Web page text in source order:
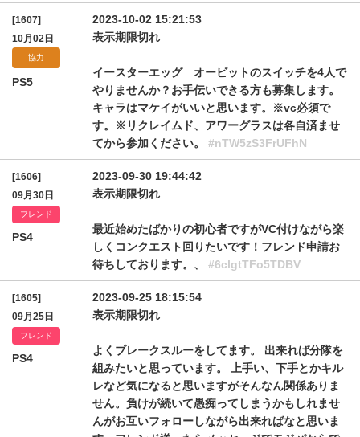
[1607]
10月02日
協力
PS5
2023-10-02 15:21:53
表示期限切れ
イースターエッグ オービットのスイッチを4人で
やりませんか？お手伝いできる方も募集します。
キャラはマケイがいいと思います。※vc必須で
す。※リクレイムド、アワーグラスは各自済ませ
てから参加ください。 #nTW5zS3FrUFhN
[1606]
09月30日
フレンド
PS4
2023-09-30 19:44:42
表示期限切れ
最近始めたばかりの初心者ですがVC付けながら楽
しくコンクエスト回りたいです！フレンド申請お
待ちしております。、 #6clgtTFo5TDBV
[1605]
09月25日
フレンド
PS4
2023-09-25 18:15:54
表示期限切れ
よくブレークスルーをしてます。 出来れば分隊を
組みたいと思っています。 上手い、下手とかキル
レなど気になると思いますがそんなん関係ありま
せん。負けが続いて愚痴ってしまうかもしれませ
んがお互いフォローしながら出来ればなと思いま